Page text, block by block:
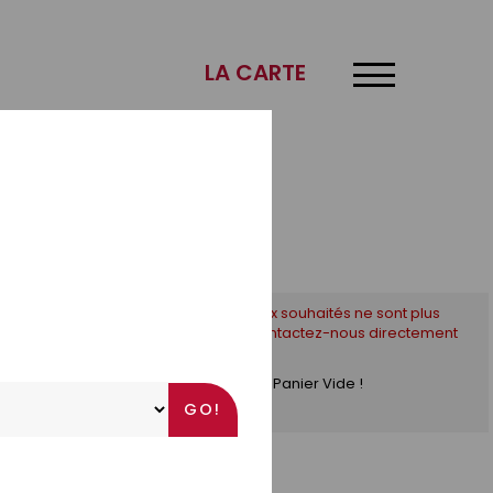
LA CARTE
* Si les créneaux souhaités ne sont plus
disponibles, contactez-nous directement
Panier Vide !